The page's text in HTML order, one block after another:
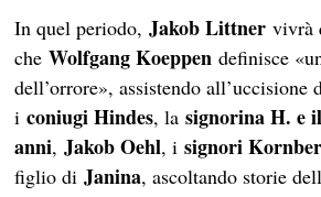
In quel periodo,Jakob Littner vivrà
cheWolfgang Koeppen definisce
dell’orrore», assistendo
iconiugi Hindes, lasignorina H. e
anni,Jakob Oehl, isignori
figlio diJanina, ascoltando storie